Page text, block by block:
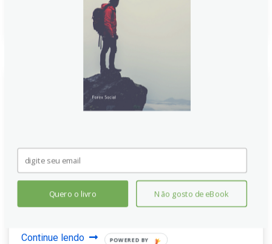
EUR/GBP recua: força do PMI da
Zona do Euro não eleva o Euro
dados da zona do euro mostraram fortalecimento
moderado da PMI, mas o dólar não acompanhou. Com
a libra cedendo e sinais divergentes entre blocos, o
par manteve a posição perto de 0,865 e derramou
Continue lendo
Quero o livro Não gosto de eBook
POWERED BY